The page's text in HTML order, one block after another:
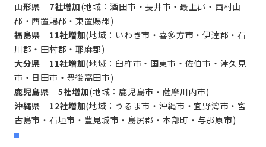
山形県 7社増加(地域：酒田市・長井市・最上郡・西村山
郡・西置賜郡・東置賜郡)
福島県 11社増加(地域：いわき市・喜多方市・伊達郡・石
川郡・田村郡・耶麻郡)
大分県 11社増加(地域：臼杵市・国東市・佐伯市・津久見
市・日田市・豊後高田市)
鹿児島県 5社増加(地域：鹿児島市・薩摩川内市)
沖縄県 12社増加(地域：うるま市・沖縄市・宜野湾市・宮
古島市・石垣市・豊見城市・島尻郡・本部町・与那原市)